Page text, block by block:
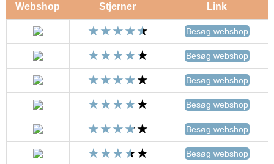
Webshop Stjerner Link
Besøg webshop
Besøg webshop
Besøg webshop
Besøg webshop
Besøg webshop
Besøg webshop